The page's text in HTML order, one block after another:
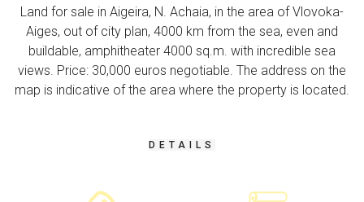
Land for sale in Aigeira, N. Achaia, in the area of ​​Vlovoka-
Aiges, out of city plan, 4000 km from the sea, even and
buildable, amphitheater 4000 sq.m. with incredible sea
views. Price: 30,000 euros negotiable. The address on the
map is indicative of the area where the property is located.
DETAILS